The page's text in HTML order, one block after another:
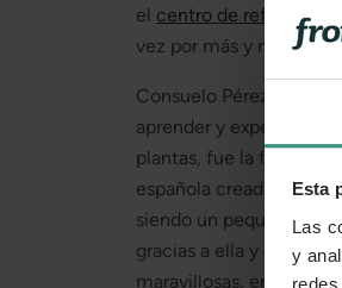
Esta
Las
y
el centro de referencia
vez por más y más
Consuelo Pérez Rivera,
aprender y
plantas, fue la
española creada en
siendo un pequeño
gracias a ella y a todo
maravillosas, en un